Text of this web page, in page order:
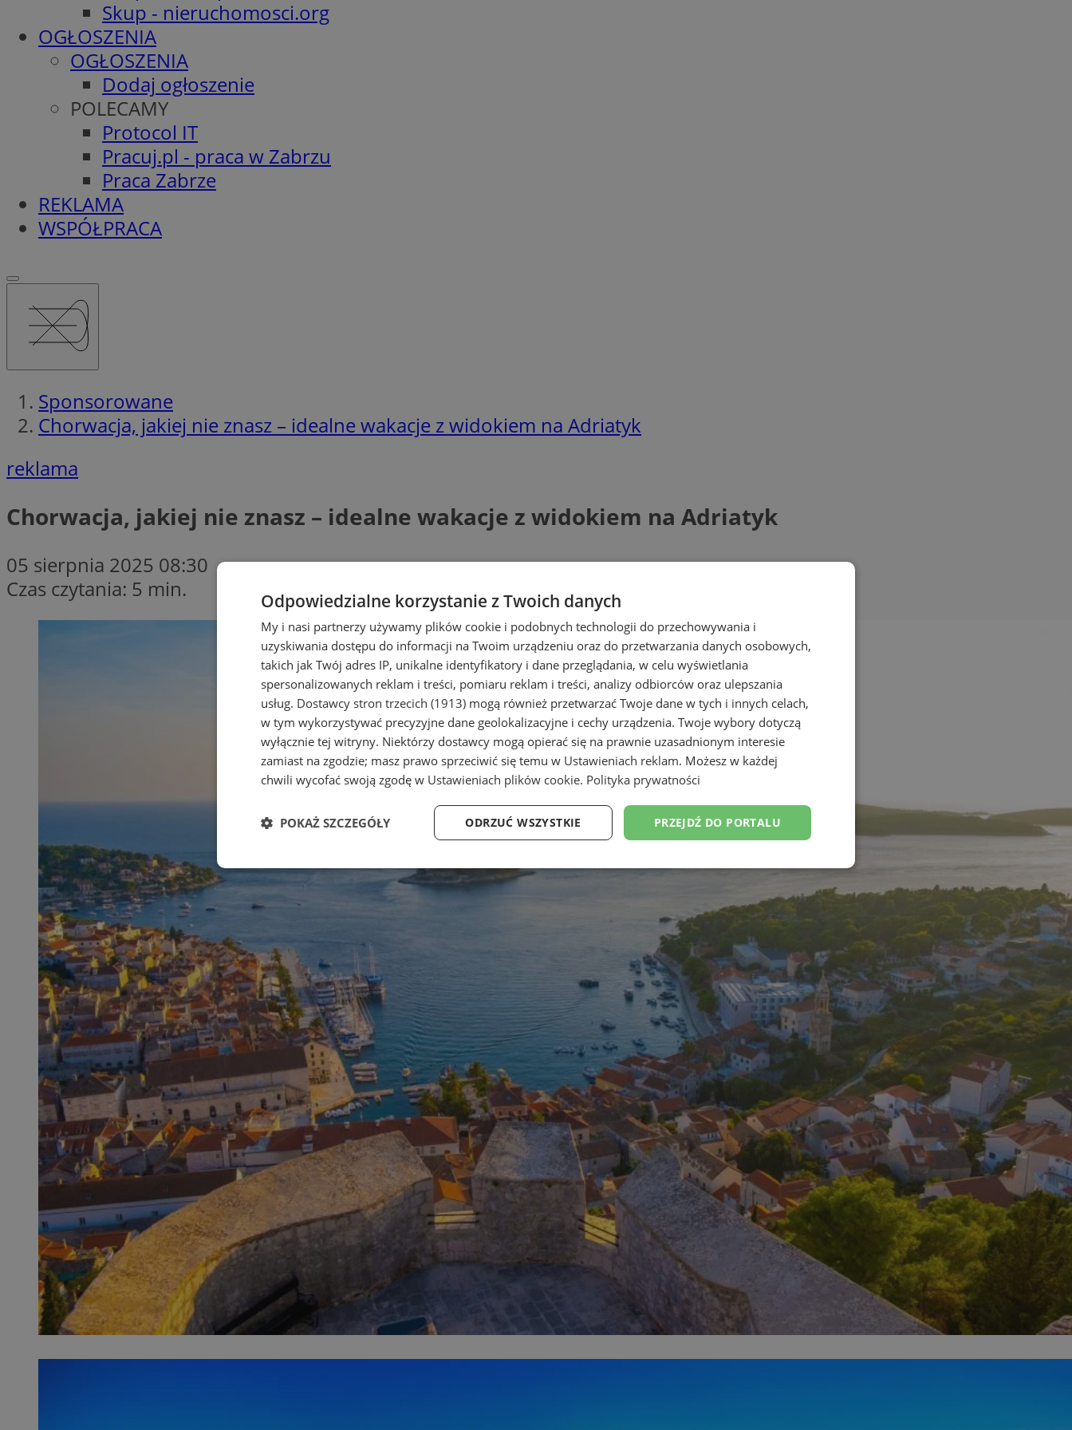
Skup - nieruchomosci.org
OGŁOSZENIA
OGŁOSZENIA
Dodaj ogłoszenie
POLECAMY
Protocol IT
Pracuj.pl - praca w Zabrzu
Praca Zabrze
REKLAMA
WSPÓŁPRACA
Sponsorowane
Chorwacja, jakiej nie znasz – idealne wakacje z widokiem na Adriatyk
reklama
Chorwacja, jakiej nie znasz – idealne wakacje z widokiem na Adriatyk
05 sierpnia 2025 08:30
Czas czytania: 5 min.
Odpowiedzialne korzystanie z Twoich danych
My i nasi partnerzy używamy plików cookie i podobnych technologii do przechowywania i
uzyskiwania dostępu do informacji na Twoim urządzeniu oraz do przetwarzania danych osobowych,
takich jak Twój adres IP, unikalne identyfikatory i dane przeglądania, w celu wyświetlania
spersonalizowanych reklam i treści, pomiaru reklam i treści, analizy odbiorców oraz ulepszania
usług. Dostawcy stron trzecich (1913) mogą również przetwarzać Twoje dane w tych i innych celach,
w tym wykorzystywać precyzyjne dane geolokalizacyjne i cechy urządzenia. Twoje wybory dotyczą
wyłącznie tej witryny. Niektórzy dostawcy mogą opierać się na prawnie uzasadnionym interesie
zamiast na zgodzie; masz prawo sprzeciwić się temu w Ustawieniach reklam. Możesz w każdej
chwili wycofać swoją zgodę w Ustawieniach plików cookie. Polityka prywatności
PRZEJDŹ DO PORTALU
ODRZUĆ WSZYSTKIE
POKAŻ SZCZEGÓŁY
Niezbędne Wydajność Targetowanie Funkcjonalność Niesklasyfikowane
Niezbędne Funkcjonalność Niesklasyfikowane
Niezbędne pliki cookie umożliwiają korzystanie z podstawowych funkcji strony internetowej, takich jak logowanie użytkownika i
zarządzanie kontem. Bez niezbędnych plików cookie nie można prawidłowo korzystać ze strony internetowej.
Provider/
Domena
przechowywania
Opis
SessID zabrze.com.pl 1 rok
Ten plik cookie przechowuje identyfikator sesji.
QeSessID
zabrze.com.pl 1 rok
Ten plik cookie przechowuje identyfikator sesji.
MvSessID
zabrze.com.pl 1 rok
Ten plik cookie przechowuje identyfikator sesji.
__cf_bm
Cloudflare
Inc.
.x.com
29 minut 53
Ten plik cookie służy do rozróżniania ludzi i botów. Jest
to korzystne dla strony internetowej, ponieważ
umożliwia tworzenie ważnych raportów na temat
korzystania z jej witryny internetowej.
Cloudflare
29 minut 55
Ten plik cookie służy do rozróżniania ludzi i botów. Jest
to korzystne dla strony internetowej, ponieważ
umożliwia tworzenie ważnych raportów na temat
korzystania z jej witryny internetowej.
CookieScript
Ten plik cookie jest używany przez usługę Cookie-
Script.com do zapamiętywania preferencji dotyczących
zgody użytkownika na pliki cookie. Jest to konieczne,
VISITOR_PRIVACY_METADATA
YouTube
.youtube.com
5 miesięcy 4
tygodnie
Ten plik cookie przechowuje informacje o zgodzie
użytkownika oraz jego preferencjach dotyczących
wybory dotyczące polityki prywatności i ustawień
Google Privacy Policy